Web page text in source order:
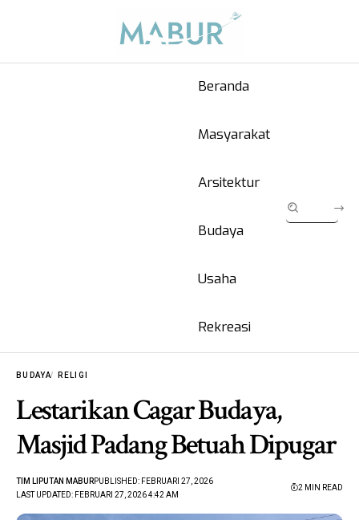
Beranda
Masyarakat
Arsitektur
Budaya
Usaha
Rekreasi
BUDAYA RELIGI
Lestarikan Cagar Budaya,
Masjid Padang Betuah Dipugar
LAST UPDATED: FEBRUARI 27, 2026 4:42 AM
TIM LIPUTAN MABURPUBLISHED: FEBRUARI 27, 2026
2 MIN READ